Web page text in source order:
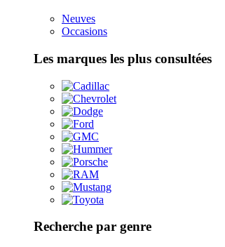
Neuves
Occasions
Les marques les plus consultées
Recherche par genre